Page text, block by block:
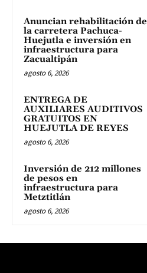
Anuncian rehabilitación de
la carretera Pachuca-
Huejutla e inversión en
infraestructura para
Zacualtipán
agosto 6, 2026
ENTREGA DE
AUXILIARES AUDITIVOS
GRATUITOS EN
HUEJUTLA DE REYES
agosto 6, 2026
Inversión de 212 millones
de pesos en
infraestructura para
Metztitlán
agosto 6, 2026